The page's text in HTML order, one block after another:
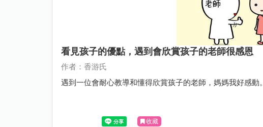
看見孩子的優點，遇到會欣賞孩子的老師很感恩
作者：香游氏
遇到一位會耐心教導和懂得欣賞孩子的老師，媽媽我好感動。
收藏